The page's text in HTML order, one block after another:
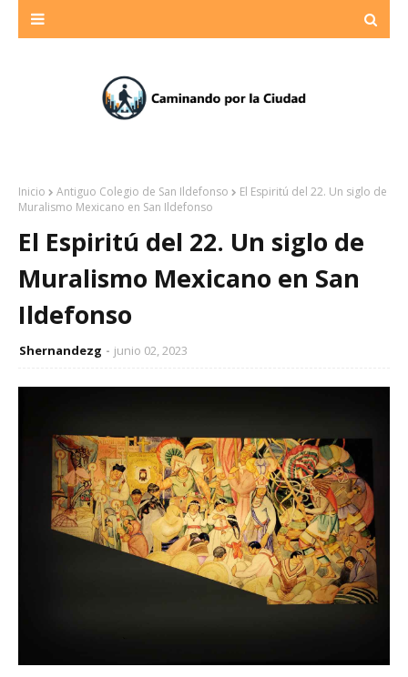
Inicio Antiguo Colegio de San Ildefonso
El Espiritú del 22. Un siglo de
Muralismo Mexicano en San Ildefonso
El Espiritú del 22. Un siglo de
Muralismo Mexicano en San
Ildefonso
Shernandezg junio 02, 2023